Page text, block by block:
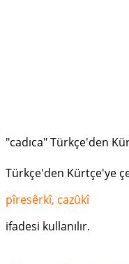
"cadıca" Türkçe'den
Türkçe'den Kürtçe'ye
pîresêrkî, cazûkî
ifadesi kullanılır.